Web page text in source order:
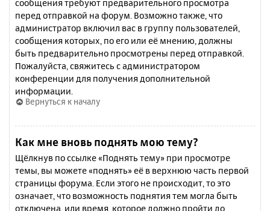
сообщения требуют предварительного просмотра
перед отправкой на форум. Возможно также, что
администратор включил вас в группу пользователей,
сообщения которых, по его или её мнению, должны
быть предварительно просмотрены перед отправкой.
Пожалуйста, свяжитесь с администратором
конференции для получения дополнительной
информации.
Вернуться к началу
Как мне вновь поднять мою тему?
Щёлкнув по ссылке «Поднять тему» при просмотре
темы, вы можете «поднять» её в верхнюю часть первой
страницы форума. Если этого не происходит, то это
означает, что возможность поднятия тем могла быть
отключена, или время, которое должно пройти до